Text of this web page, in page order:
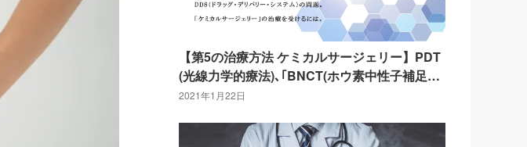
【第5の治療方法 ケミカルサージェリー】PDT
(光線力学的療法)､｢BNCT(ホウ素中性子補足療
法)｣､｢光免疫療法｣
2021年1月22日